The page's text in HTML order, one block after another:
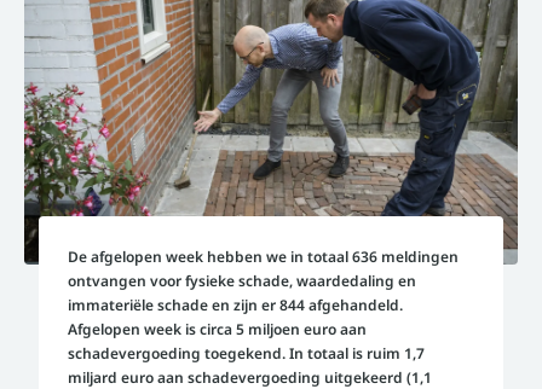
De afgelopen week hebben we in totaal 636 meldingen
ontvangen voor fysieke schade, waardedaling en
immateriële schade en zijn er 844 afgehandeld.
Afgelopen week is circa 5 miljoen euro aan
schadevergoeding toegekend. In totaal is ruim 1,7
miljard euro aan schadevergoeding uitgekeerd (1,1